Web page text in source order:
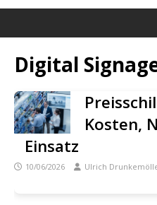
Digital
Kosten,
Einsatz
10/06/2026 Ulrich